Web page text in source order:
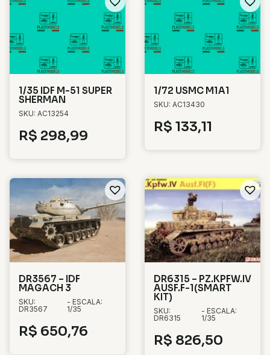
1/35 IDF M-51 SUPER
SHERMAN
SKU: AC13254
R$ 298,99
1/72 USMC M1A1
SKU: AC13430
R$ 133,11
DR3567 – IDF
MAGACH 3
SKU:
DR3567
- ESCALA:
1/35
R$ 650,76
DR6315 – PZ.KPFW.IV
AUSF.F-1(SMART
KIT)
SKU:
DR6315
- ESCALA:
1/35
R$ 826,50